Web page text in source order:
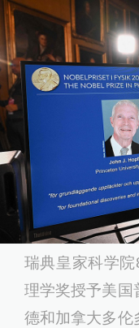
瑞典皇家科学
理学奖授予美国
德和加拿大多伦